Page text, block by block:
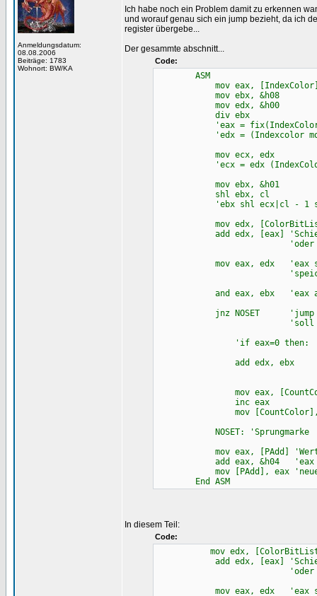
Anmeldungsdatum:
08.08.2006
Beiträge: 1783
Wohnort: BW/KA
Ich habe noch ein Problem damit zu erkennen
und worauf genau sich ein jump bezieht, da ich
register übergebe...
Der gesammte abschnitt...
Code:
ASM
mov eax,
mov ebx, &h08
mov edx, &h00
div ebx
'eax = fix(IndexColor/
'edx = (Indexcolor mod
mov ecx, edx
'ecx = edx (IndexColor
mov ebx, &h01
shl ebx, cl
'ebx shl ecx|cl - 1 shl
mov edx,
add edx, [eax] 'Schiebe
'oder schreibe
mov eax, edx 'eax soll
'speicherstelle/-
and eax, ebx 'eax
jnz NOSET 'jump not
'soll nur springen
'if eax=0 then:
add edx, ebx 'Wert
mov eax, [CountColor]
inc eax 'eax
mov [CountColor], eax
NOSET: 'Sprungmarke
mov eax, [PAdd] 'Wert
add eax, &h04 'eax um
mov [PAdd], eax 'neuen
End ASM
In diesem Teil:
Code:
mov edx,
add edx, [eax] 'Schiebe
'oder schreibe
mov eax, edx 'eax soll